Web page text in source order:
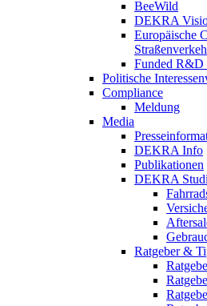
BeeWild
DEKRA
Europäische
Funded R&D
Politische
Compliance
Meldung
Media
DEKRA Info
Publikationen
DEKRA
Ratgeber &